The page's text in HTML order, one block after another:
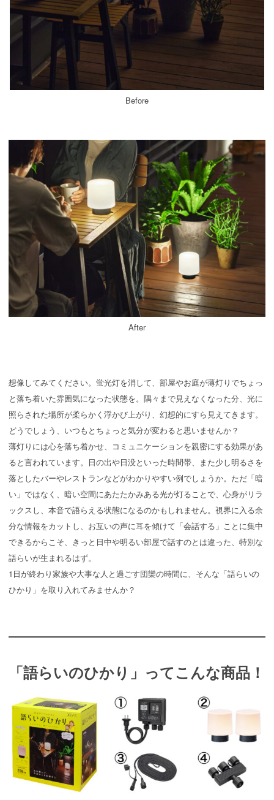
Before
After
想像してみてください。蛍光灯を消して、部屋やお庭が薄灯りでちょっ
と落ち着いた雰囲気になった状態を。隅々まで見えなくなった分、光に
照らされた場所が柔らかく浮かび上がり、幻想的にすら見えてきます。
どうでしょう、いつもとちょっと気分が変わると思いませんか？
薄灯りには心を落ち着かせ、コミュニケーションを親密にする効果があ
ると言われています。日の出や日没といった時間帯、また少し明るさを
落としたバーやレストランなどがわかりやすい例でしょうか。ただ「暗
い」ではなく、暗い空間にあたたかみある光が灯ることで、心身がリラ
ックスし、本音で語らえる状態になるのかもしれません。視界に入る余
分な情報をカットし、お互いの声に耳を傾けて「会話する」ことに集中
できるからこそ、きっと日中や明るい部屋で話すのとは違った、特別な
語らいが生まれるはず。
1日が終わり家族や大事な人と過ごす団欒の時間に、そんな「語らいの
ひかり」を取り入れてみませんか？
「語らいのひかり」ってこんな商品！